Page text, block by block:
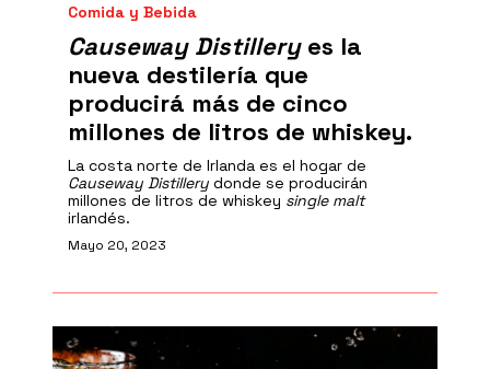
Comida y Bebida
Causeway Distilleryes la
nueva destilería que
producirá más de cinco
millones de litros de whiskey.
La costa norte de Irlanda es el hogar de
Causeway Distillery donde se producirán
millones de litros de whiskey single malt
irlandés.
Mayo 20, 2023